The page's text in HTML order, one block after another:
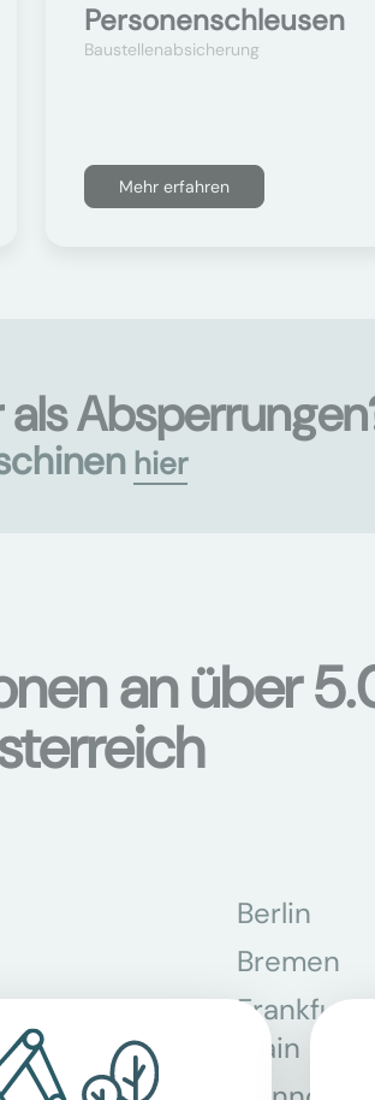
Personenschleusen
Baustellenabsicherung
Mehr erfahren
hier
an über
Berlin
Bremen
Frankfurt
Main